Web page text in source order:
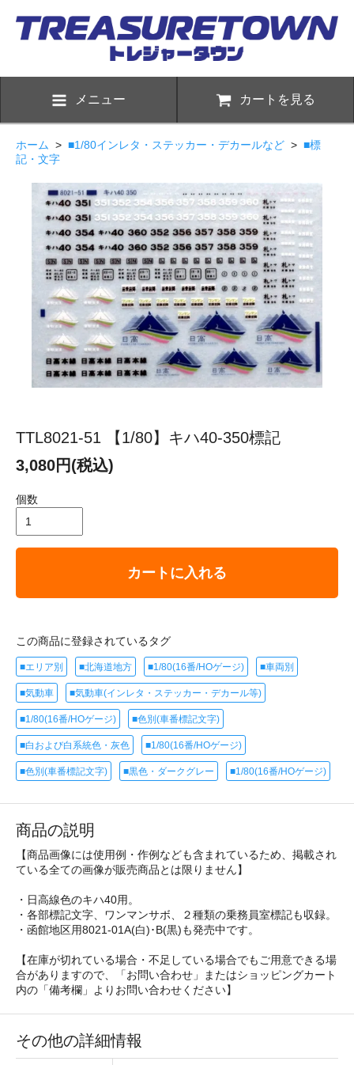
メニュー カートを見る
ホーム > ■1/80インレタ・ステッカー・デカールなど > ■標
記・文字
TTL8021-51 【1/80】キハ40-350標記
3,080円(税込)
個数
カートに入れる
この商品に登録されているタグ
■エリア別 ■北海道地方 ■1/80(16番/HOゲージ) ■車両別
■気動車 ■気動車(インレタ・ステッカー・デカール等)
■1/80(16番/HOゲージ) ■色別(車番標記文字)
■白および白系統色・灰色 ■1/80(16番/HOゲージ)
■色別(車番標記文字) ■黒色・ダークグレー ■1/80(16番/HOゲージ)
商品の説明
【商品画像には使用例・作例なども含まれているため、掲載され
ている全ての画像が販売商品とは限りません】
・日高線色のキハ40用。
・各部標記文字、ワンマンサボ、２種類の乗務員室標記も収録。
・函館地区用8021-01A(白)･B(黒)も発売中です。
【在庫が切れている場合・不足している場合でもご用意できる場
合がありますので、「お問い合わせ」またはショッピングカート
内の「備考欄」よりお問い合わせください】
その他の詳細情報